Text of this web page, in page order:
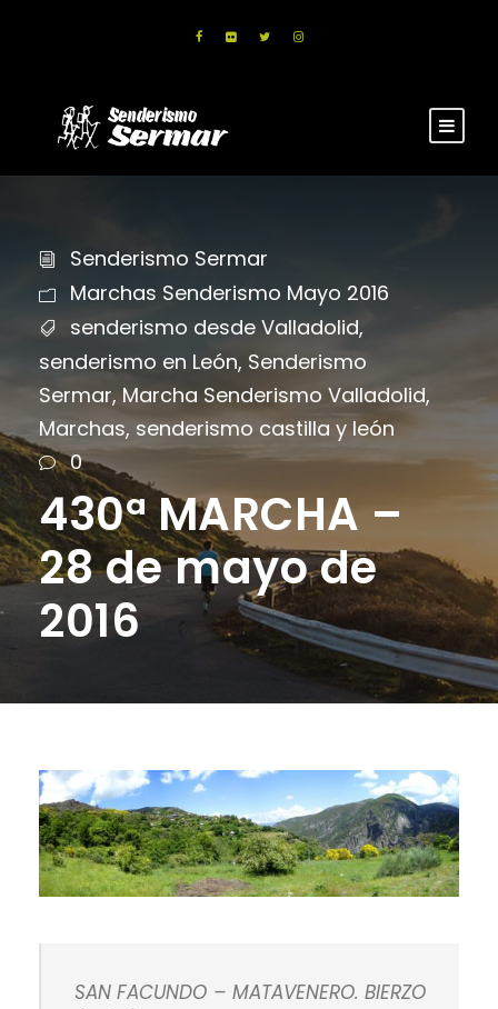
Senderismo Sermar
Marchas Senderismo Mayo 2016
senderismo desde Valladolid,
senderismo en León, Senderismo
Sermar, Marcha Senderismo Valladolid,
Marchas, senderismo castilla y león
0
430ª MARCHA –
28 de mayo de
2016
SAN FACUNDO – MATAVENERO. BIERZO